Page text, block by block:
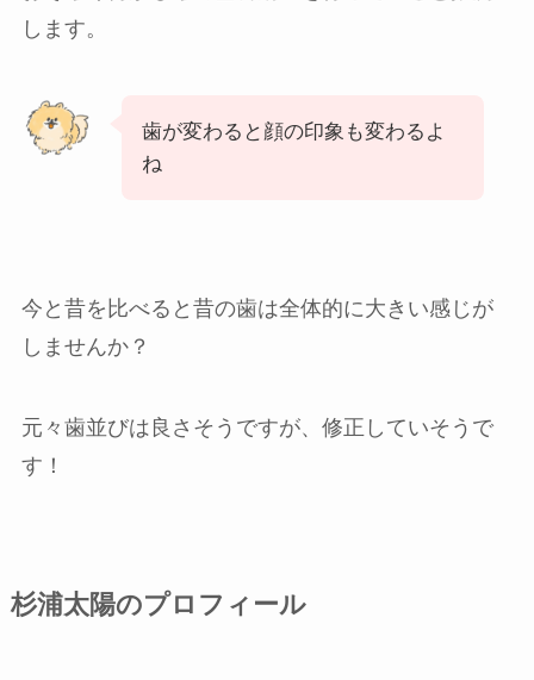
します。
歯が変わると顔の印象も変わるよ
ね
今と昔を比べると昔の歯は全体的に大きい感じが
しませんか？
元々歯並びは良さそうですが、修正していそうで
す！
杉浦太陽のプロフィール